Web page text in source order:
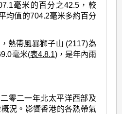
毫米的百分之42.5，較
均值的704.2毫米多約百分
熱帶風暴獅子山 (2117)為
毫米(表4.8.1)，是年內雨
零二一年北太平洋西部及
況。影響香港的各熱帶氣